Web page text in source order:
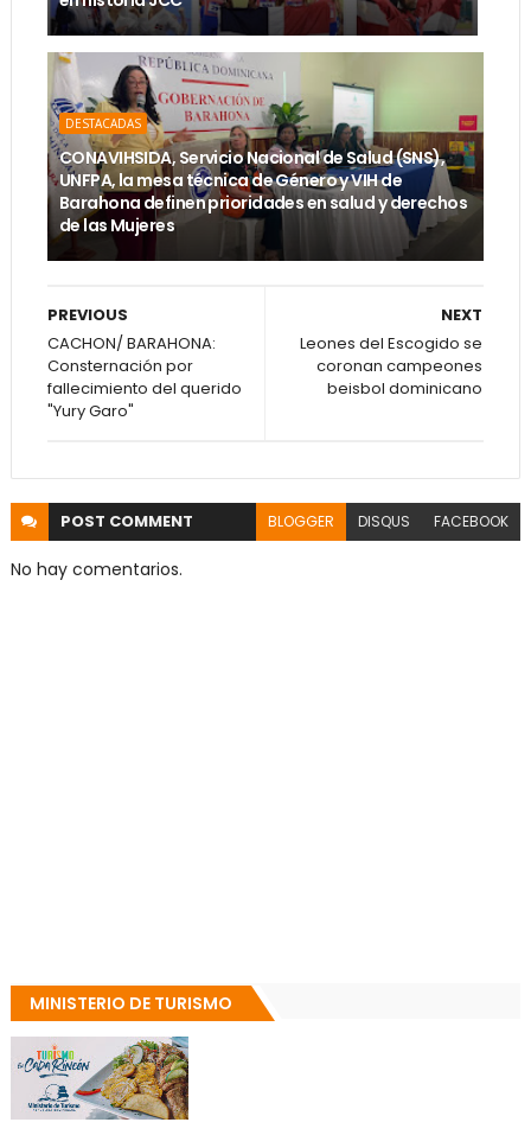
DESTACADAS
CONAVIHSIDA, Servicio Nacional de Salud (SNS),
UNFPA, la mesa técnica de Género y VIH de
Barahona definen prioridades en salud y derechos
de las Mujeres
NEXT
Leones del Escogido se
coronan campeones
beisbol dominicano
PREVIOUS
CACHON/ BARAHONA:
Consternación por
fallecimiento del querido
"Yury Garo"
POST COMMENT BLOGGER DISQUS FACEBOOK
No hay comentarios.
MINISTERIO DE TURISMO